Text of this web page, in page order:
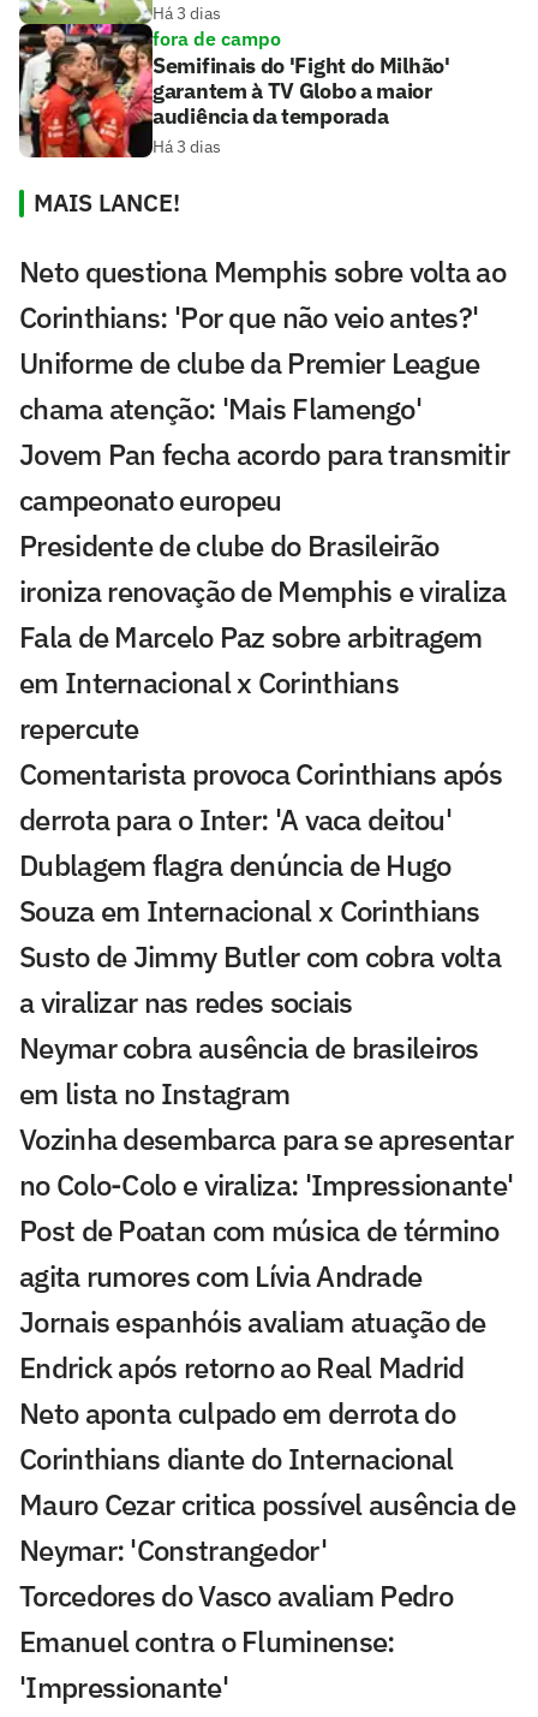
Há 3 dias
fora de campo
Semifinais do 'Fight do Milhão'
garantem à TV Globo a maior
audiência da temporada
Há 3 dias
MAIS LANCE!
Neto questiona Memphis sobre volta ao
Corinthians: 'Por que não veio antes?'
Uniforme de clube da Premier League
chama atenção: 'Mais Flamengo'
Jovem Pan fecha acordo para transmitir
campeonato europeu
Presidente de clube do Brasileirão
ironiza renovação de Memphis e viraliza
Fala de Marcelo Paz sobre arbitragem
em Internacional x Corinthians
repercute
Comentarista provoca Corinthians após
derrota para o Inter: 'A vaca deitou'
Dublagem flagra denúncia de Hugo
Souza em Internacional x Corinthians
Susto de Jimmy Butler com cobra volta
a viralizar nas redes sociais
Neymar cobra ausência de brasileiros
em lista no Instagram
Vozinha desembarca para se apresentar
no Colo-Colo e viraliza: 'Impressionante'
Post de Poatan com música de término
agita rumores com Lívia Andrade
Jornais espanhóis avaliam atuação de
Endrick após retorno ao Real Madrid
Neto aponta culpado em derrota do
Corinthians diante do Internacional
Mauro Cezar critica possível ausência de
Neymar: 'Constrangedor'
Torcedores do Vasco avaliam Pedro
Emanuel contra o Fluminense:
'Impressionante'